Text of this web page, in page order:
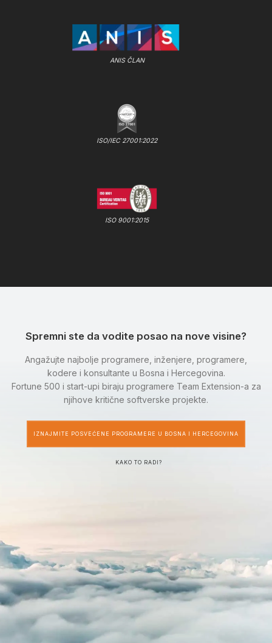
ANIS ČLAN
ISO/IEC 27001:2022
ISO 9001:2015
Spremni ste da vodite posao na nove visine?
Angažujte najbolje programere, inženjere, programere,
kodere i konsultante u Bosna i Hercegovina.
Fortune 500 i start-upi biraju programere Team Extension-a za
njihove kritične softverske projekte.
IZNAJMITE POSVEĆENE PROGRAMERE U BOSNA I HERCEGOVINA
KAKO TO RADI?